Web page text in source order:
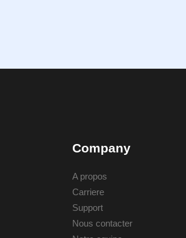
Company
A propos
Carriere
Support
Nous contacter